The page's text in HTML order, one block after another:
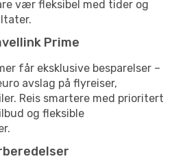
vær fleksibel med tider og
Prime
får eksklusive besparelser –
avslag på flyreiser,
Reis smartere med prioritert
og fleksible